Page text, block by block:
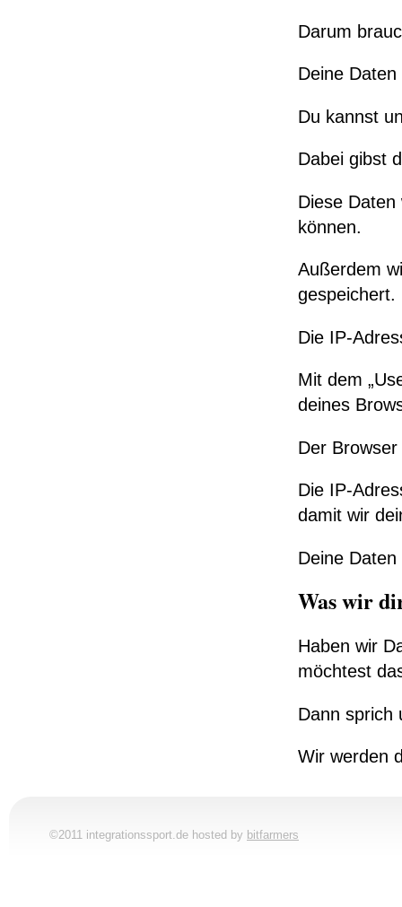
Darum
Deine
Du kannst
Dabei gibst
Diese
können.
Außerdem
gespeichert.
Die IP-
Mit dem
deines
Der
Die IP-
damit wir
Deine
Was wir
Haben wir
möchtest
Dann sprich
Wir werden
©2011 integrationssport.de hosted by bitfarmers